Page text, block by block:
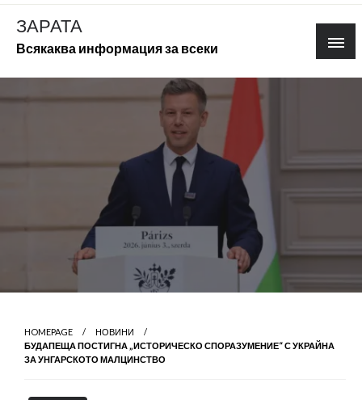
Skip
content
ЗАРАТА
Всякаква информация за всеки
HOMEPAGE
НОВИНИ
БУДАПЕЩА ПОСТИГНА „ИСТОРИЧЕСКО СПОРАЗУМЕНИЕ“ С УКРАЙНА
ЗА УНГАРСКОТО МАЛЦИНСТВО